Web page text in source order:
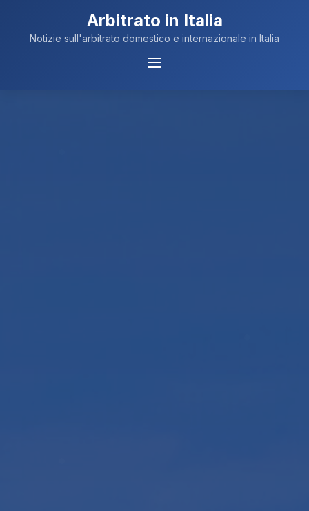
Arbitrato in Italia
Notizie sull'arbitrato domestico e internazionale in Italia
Menu